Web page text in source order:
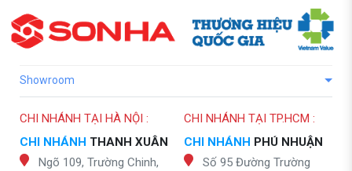
Showroom
CHI NHÁNH TẠI HÀ NỘI :
CHI NHÁNH THANH XUÂN
Ngõ 109, Trường Chinh,
CHI NHÁNH TẠI TP.HCM :
CHI NHÁNH PHÚ NHUẬN
Số 95 Đường Trường